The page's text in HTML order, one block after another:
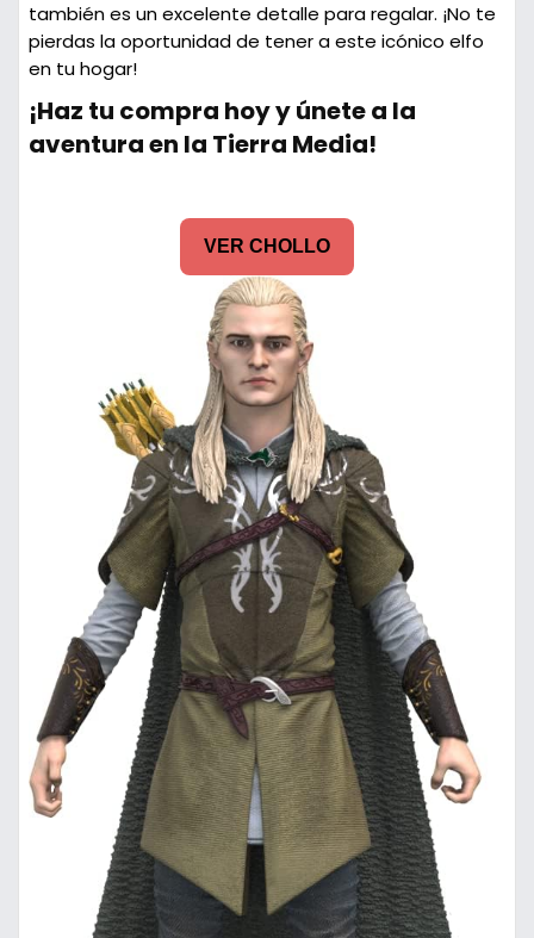
también es un excelente detalle para regalar. ¡No te
pierdas la oportunidad de tener a este icónico elfo
en tu hogar!
¡Haz tu compra hoy y únete a la
aventura en la Tierra Media!
VER CHOLLO